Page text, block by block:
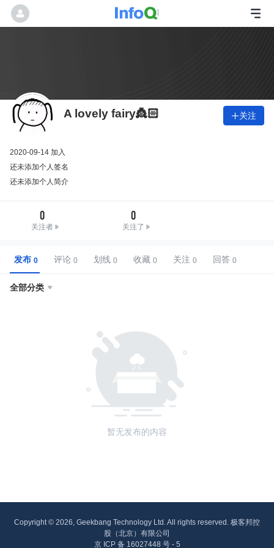
A lovely fairy👸🏻 关注
2020-09-14 加入
还未添加个人签名
还未添加个人简介
0
关注者
0
关注了
发布 评论 划线 收藏 关注 回答
全部分类 
暂无发布的内容
Copyright © 2026, Geekbang Technology Ltd. All rights reserved. 极客邦控
股（北京）有限公司
京 ICP 备 16027448 号 - 5